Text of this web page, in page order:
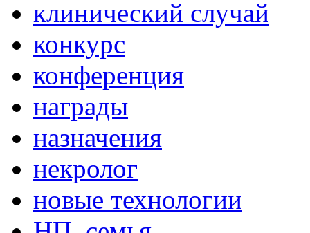
клинический случай
конкурс
конференция
награды
назначения
некролог
новые технологии